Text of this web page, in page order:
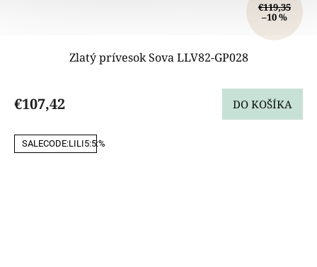
€119,35
–10 %
Zlatý prívesok Sova LLV82-GP028
€107,42 DO KOŠÍKA
SALECODE:LILI5:5:%